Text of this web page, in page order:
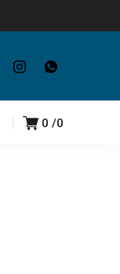
0 0